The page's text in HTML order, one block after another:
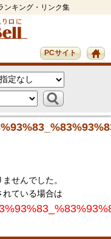
ンキング・リンク集
PCサイト
せんでした。
ている場合は